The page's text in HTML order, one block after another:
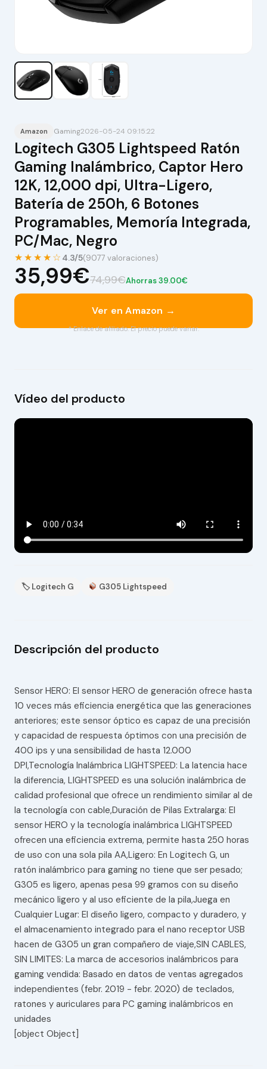
Amazon Gaming2026-05-24 09:15:22
Logitech G305 Lightspeed Ratón
Gaming Inalámbrico, Captor Hero
12K, 12,000 dpi, Ultra-Ligero,
Batería de 250h, 6 Botones
Programables, Memoría Integrada,
PC/Mac, Negro
★★★★☆ 4.3/5(9077 valoraciones)
35,99€74,99€Ahorras 39.00€
Ver en Amazon →
* Enlace de afiliado. El precio puede variar.
Vídeo del producto
🏷 Logitech G G305 Lightspeed
Descripción del producto
Sensor HERO: El sensor HERO de generación ofrece hasta
10 veces más eficiencia energética que las generaciones
anteriores; este sensor óptico es capaz de una precisión
y capacidad de respuesta óptimos con una precisión de
400 ips y una sensibilidad de hasta 12.000
DPI,Tecnología Inalámbrica LIGHTSPEED: La latencia hace
la diferencia, LIGHTSPEED es una solución inalámbrica de
calidad profesional que ofrece un rendimiento similar al de
la tecnología con cable,Duración de Pilas Extralarga: El
sensor HERO y la tecnología inalámbrica LIGHTSPEED
ofrecen una eficiencia extrema, permite hasta 250 horas
de uso con una sola pila AA,Ligero: En Logitech G, un
ratón inalámbrico para gaming no tiene que ser pesado;
G305 es ligero, apenas pesa 99 gramos con su diseño
mecánico ligero y al uso eficiente de la pila,Juega en
Cualquier Lugar: El diseño ligero, compacto y duradero, y
el almacenamiento integrado para el nano receptor USB
hacen de G305 un gran compañero de viaje,SIN CABLES,
SIN LIMITES: La marca de accesorios inalámbricos para
gaming vendida: Basado en datos de ventas agregados
independientes (febr. 2019 - febr. 2020) de teclados,
ratones y auriculares para PC gaming inalámbricos en
unidades
[object Object]